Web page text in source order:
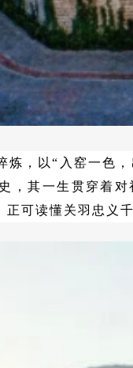
炼，以“入窑一色
，其一生贯穿着
正可读懂关羽忠义